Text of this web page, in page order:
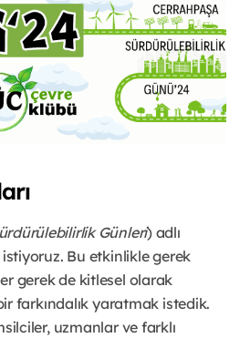
Günleri) adlı
Bu etkinlikle gerek
gerek de kitlesel olarak
farkındalık yaratmak istedik.
uzmanlar ve farklı